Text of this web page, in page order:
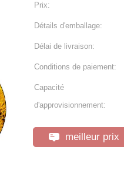
Prix:
Détails d'emballage:
Délai de livraison:
Conditions de paiement:
Capacité
d'approvisionnement:
meilleur prix